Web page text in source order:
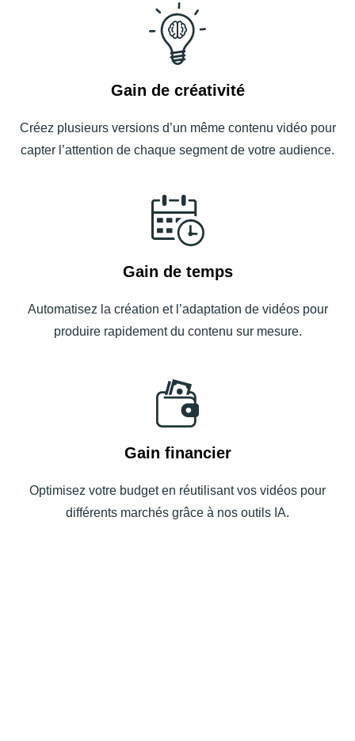
Gain de créativité
Créez plusieurs versions d’un même contenu vidéo pour
capter l’attention de chaque segment de votre audience.
Gain de temps
Automatisez la création et l’adaptation de vidéos pour
produire rapidement du contenu sur mesure.
Gain financier
Optimisez votre budget en réutilisant vos vidéos pour
différents marchés grâce à nos outils IA.